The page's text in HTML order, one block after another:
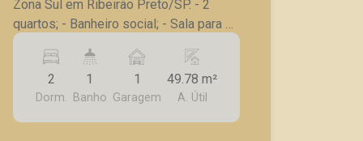
Zona Sul em Ribeirão Preto/SP. - 2
quartos; - Banheiro social; - Sala para 2
ambientes; - Sacada; - Cozinha; -
Lavanderia; - 1 vaga de garagem. A
Piramid tem como objetivo atender
seus clientes com agilidade e
segurança, em locação, vendas de
2
Dorm.
1
Banho
1
Garagem
49.78 m²
A. Útil